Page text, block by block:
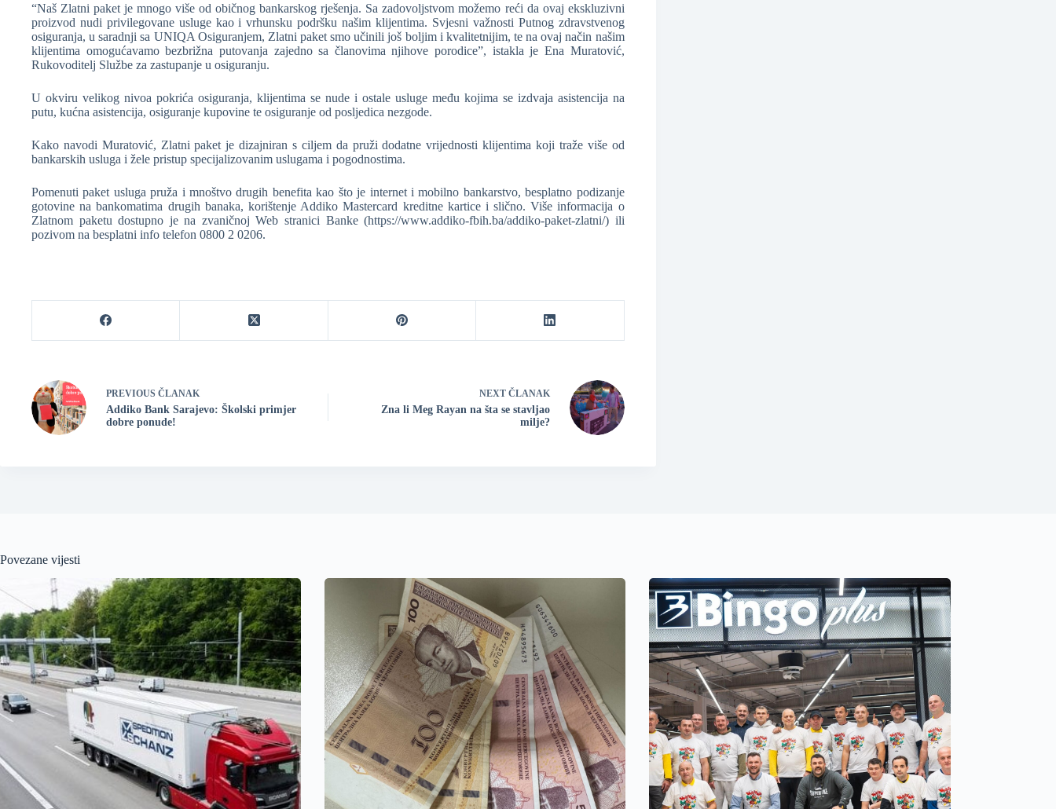
“Naš Zlatni paket je mnogo više od običnog bankarskog rješenja. Sa zadovoljstvom možemo reći da ovaj ekskluzivni
proizvod nudi privilegovane usluge kao i vrhunsku podršku našim klijentima. Svjesni važnosti Putnog zdravstvenog
osiguranja, u saradnji sa UNIQA Osiguranjem, Zlatni paket smo učinili još boljim i kvalitetnijim, te na ovaj način našim
klijentima omogućavamo bezbrižna putovanja zajedno sa članovima njihove porodice”, istakla je Ena Muratović,
Rukovoditelj Službe za zastupanje u osiguranju.
U okviru velikog nivoa pokrića osiguranja, klijentima se nude i ostale usluge među kojima se izdvaja asistencija na
putu, kućna asistencija, osiguranje kupovine te osiguranje od posljedica nezgode.
Kako navodi Muratović, Zlatni paket je dizajniran s ciljem da pruži dodatne vrijednosti klijentima koji traže više od
bankarskih usluga i žele pristup specijalizovanim uslugama i pogodnostima.
Pomenuti paket usluga pruža i mnoštvo drugih benefita kao što je internet i mobilno bankarstvo, besplatno podizanje
gotovine na bankomatima drugih banaka, korištenje Addiko Mastercard kreditne kartice i slično. Više informacija o
Zlatnom paketu dostupno je na zvaničnoj Web stranici Banke (https://www.addiko-fbih.ba/addiko-paket-zlatni/) ili
pozivom na besplatni info telefon 0800 2 0206.
PREVIOUS ČLANAK
Addiko Bank Sarajevo: Školski primjer
dobre ponude!
NEXT ČLANAK
Zna li Meg Rayan na šta se stavljao
milje?
Povezane vijesti